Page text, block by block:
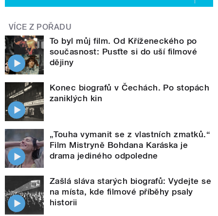
VÍCE Z POŘADU
To byl můj film. Od Kříženeckého po
současnost: Pusťte si do uší filmové
dějiny
Konec biografů v Čechách. Po stopách
zaniklých kin
„Touha vymanit se z vlastních zmatků.“
Film Mistryně Bohdana Karáska je
drama jediného odpoledne
Zašlá sláva starých biografů: Vydejte se
na místa, kde filmové příběhy psaly
historii